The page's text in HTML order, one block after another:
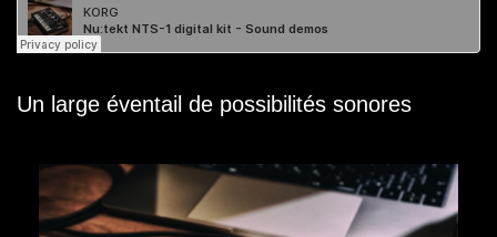
Un large éventail de possibilités sonores